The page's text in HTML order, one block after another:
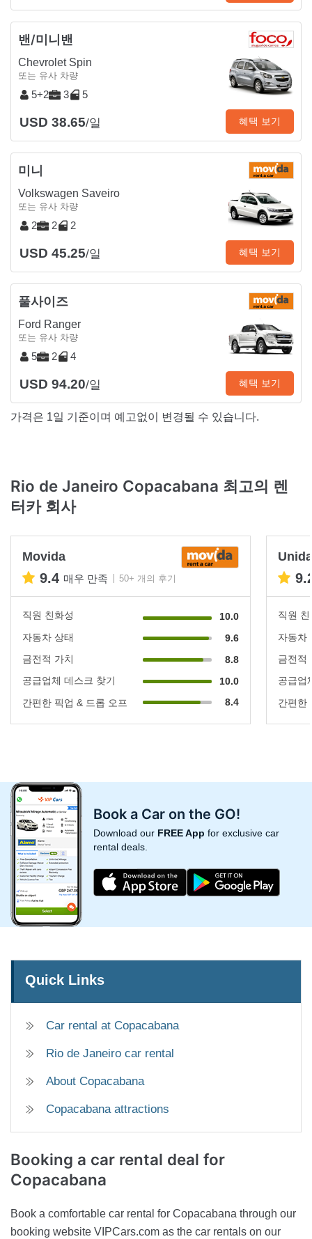
밴/미니밴
Chevrolet Spin
또는 유사 차량
5+2 3 5
USD 38.65/일 혜택 보기
미니
Volkswagen Saveiro
또는 유사 차량
2 2 2
USD 45.25/일 혜택 보기
풀사이즈
Ford Ranger
또는 유사 차량
5 2 4
USD 94.20/일 혜택 보기
가격은 1일 기준이며 예고없이 변경될 수 있습니다.
Rio de Janeiro Copacabana 최고의 렌
터카 회사
Movida
9.4 매우 만족 50+ 개의 후기
직원 친화성
10.0
자동차 상태
9.6
금전적 가치
8.8
공급업체 데스크 찾기
10.0
간편한 픽업 & 드롭 오프
8.4
직원
자동차
금전적
공급업
간편한
Book a Car on the GO!
Download our FREE App for exclusive car
rental deals.
Quick Links
Car rental at Copacabana
Rio de Janeiro car rental
About Copacabana
Copacabana attractions
Booking a car rental deal for
Copacabana
Book a comfortable car rental for Copacabana through our
booking website VIPCars.com as the car rentals on our